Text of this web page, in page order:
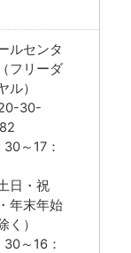
ルセンタ
フリーダ
ル）
30-
30～17：
土日・祝
年末年始
く）
30～16：